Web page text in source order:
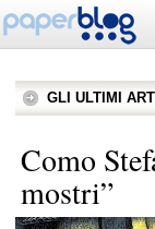
GLI ULTIMI
Como
mostri”